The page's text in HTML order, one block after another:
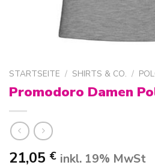
STARTSEITE / SHIRTS & CO. /
Promodoro Damen
21,05 € inkl. 19% MwSt